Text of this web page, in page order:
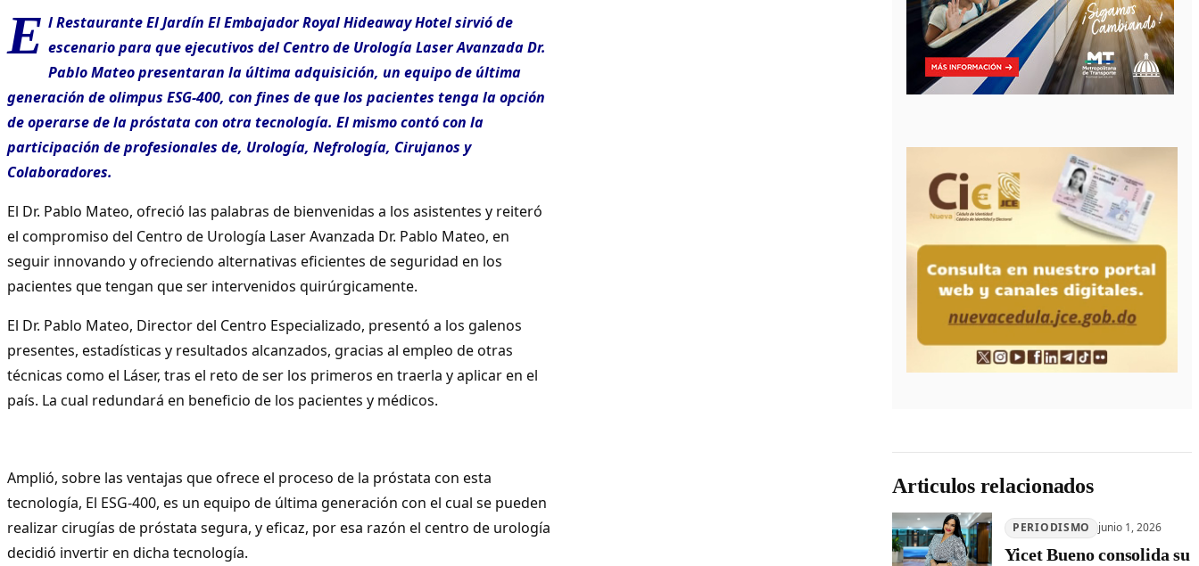
E l Restaurante El Jardín El Embajador Royal Hideaway Hotel sirvió de
escenario para que ejecutivos del Centro de Urología Laser Avanzada Dr.
Pablo Mateo presentaran la última adquisición, un equipo de última
generación de olimpus ESG-400, con fines de que los pacientes tenga la opción
de operarse de la próstata con otra tecnología. El mismo contó con la
participación de profesionales de, Urología, Nefrología, Cirujanos y
Colaboradores.
El Dr. Pablo Mateo, ofreció las palabras de bienvenidas a los asistentes y reiteró
el compromiso del Centro de Urología Laser Avanzada Dr. Pablo Mateo, en
seguir innovando y ofreciendo alternativas eficientes de seguridad en los
pacientes que tengan que ser intervenidos quirúrgicamente.
El Dr. Pablo Mateo, Director del Centro Especializado, presentó a los galenos
presentes, estadísticas y resultados alcanzados, gracias al empleo de otras
técnicas como el Láser, tras el reto de ser los primeros en traerla y aplicar en el
país. La cual redundará en beneficio de los pacientes y médicos.
Amplió, sobre las ventajas que ofrece el proceso de la próstata con esta
tecnología, El ESG-400, es un equipo de última generación con el cual se pueden
realizar cirugías de próstata segura, y eficaz, por esa razón el centro de urología
decidió invertir en dicha tecnología.
Articulos relacionados
PERIODISMO junio 1, 2026
Yicet Bueno consolida su